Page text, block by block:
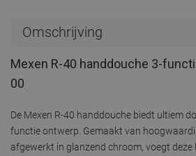
Omschrijving
Mexen R-40 handdouche 3-
00
De Mexen R-40 handdouche biedt ultiem
functie ontwerp. Gemaakt van
afgewerkt in glanzend chroom, voegt